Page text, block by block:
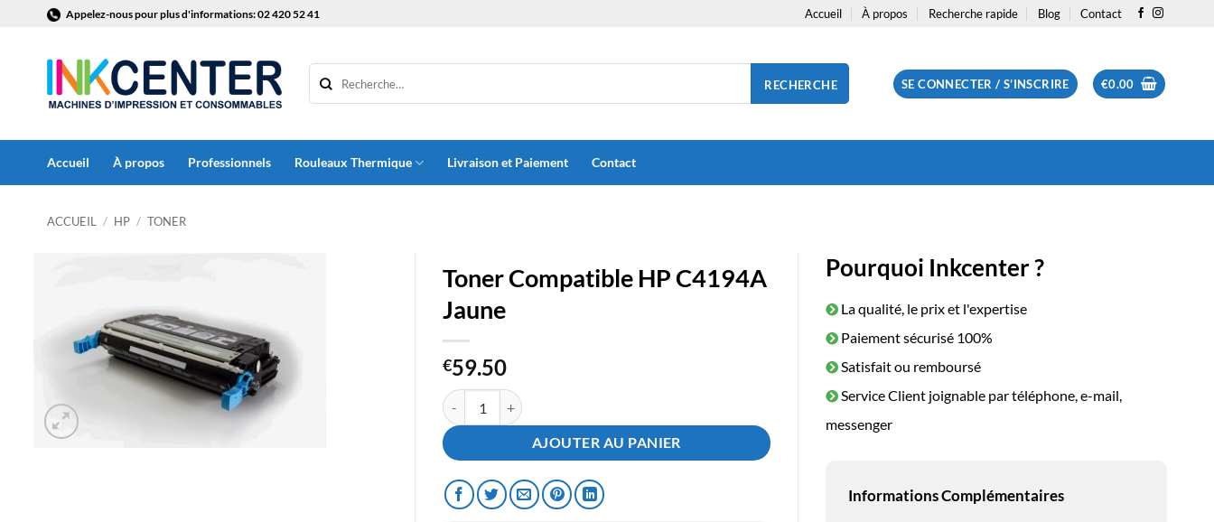
contenu
Appelez-nous pour plus d'informations: 02 420 52 41 Accueil À propos Recherche rapide Blog Contact
RECHERCHE SE CONNECTER / S’INSCRIRE €0.00
Accueil À propos Professionnels Rouleaux Thermique Livraison et Paiement Contact
ACCUEIL / HP / TONER
Toner Compatible HP C4194A
Jaune
€59.50
quantité de Toner Compatible HP C4194A Jaune
AJOUTER AU PANIER
Pourquoi Inkcenter ?
La qualité, le prix et l'expertise
Paiement sécurisé 100%
Satisfait ou remboursé
Service Client joignable par téléphone, e-mail,
messenger
Informations Complémentaires